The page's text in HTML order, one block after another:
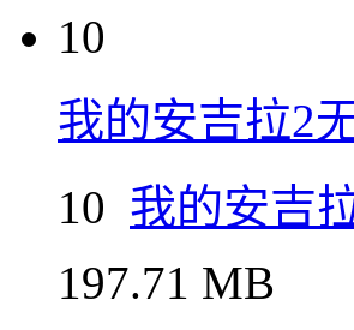
10
我的安吉拉2
10 我的安吉
197.71 MB